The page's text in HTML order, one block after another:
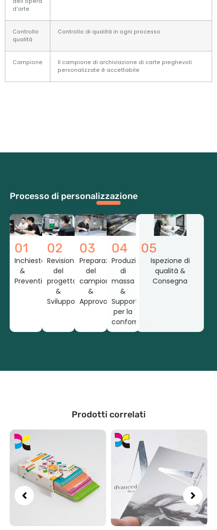
d'arte
Controllo
qualità
Controllo di qualità in ogni processo
Campione
Il campione di archiviazione di carte pieghevoli
personalizzate è accettabile
Processo di personalizzazione
01
Inchiesta
&
Preventivo
02
Revisione
del
progetto
&
Sviluppo
03
Preparazione
del
campione
&
Approvazione
04
Produzione
di
massa
&
Supporto
per la
conformità
05
Ispezione di
qualità &
Consegna
Prodotti correlati